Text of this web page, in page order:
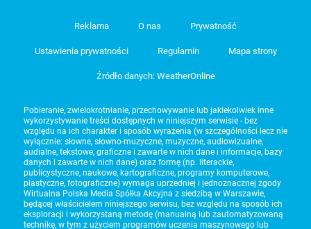
Reklama O nas Prywatność
Ustawienia prywatności Regulamin Mapa strony
Źródło danych: WeatherOnline
Pobieranie, zwielokrotnianie, przechowywanie lub jakiekolwiek inne
wykorzystywanie treści dostępnych w niniejszym serwisie - bez
względu na ich charakter i sposób wyrażenia (w szczególności lecz nie
wyłącznie: słowne, słowno-muzyczne, muzyczne, audiowizualne,
audialne, tekstowe, graficzne i zawarte w nich dane i informacje, bazy
danych i zawarte w nich dane) oraz formę (np. literackie,
publicystyczne, naukowe, kartograficzne, programy komputerowe,
plastyczne, fotograficzne) wymaga uprzedniej i jednoznacznej zgody
Wirtualna Polska Media Spółka Akcyjna z siedzibą w Warszawie,
będącej właścicielem niniejszego serwisu, bez względu na sposób ich
eksploracji i wykorzystaną metodę (manualną lub zautomatyzowaną
technikę, w tym z użyciem programów uczenia maszynowego lub